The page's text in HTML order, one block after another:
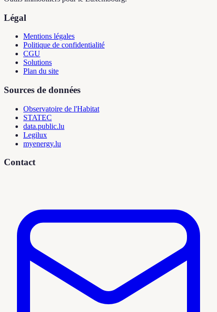
Légal
Mentions légales
Politique de confidentialité
CGU
Solutions
Plan du site
Sources de données
Observatoire de l'Habitat
STATEC
data.public.lu
Legilux
myenergy.lu
Contact